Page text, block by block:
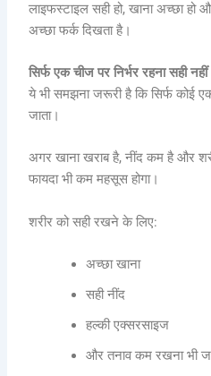
लाइफस्टाइल सही हो, खाना अच्छा हो
अच्छा फर्क दिखता है।
सिर्फ एक चीज पर निर्भर रहना सही नहीं
ये भी समझना जरूरी है कि सिर्फ कोई
जाता।
अगर खाना खराब है, नींद कम है और
फायदा भी कम महसूस होगा।
शरीर को सही रखने के लिए:
अच्छा खाना
सही नींद
हल्की एक्सरसाइज
और तनाव कम रखना भी